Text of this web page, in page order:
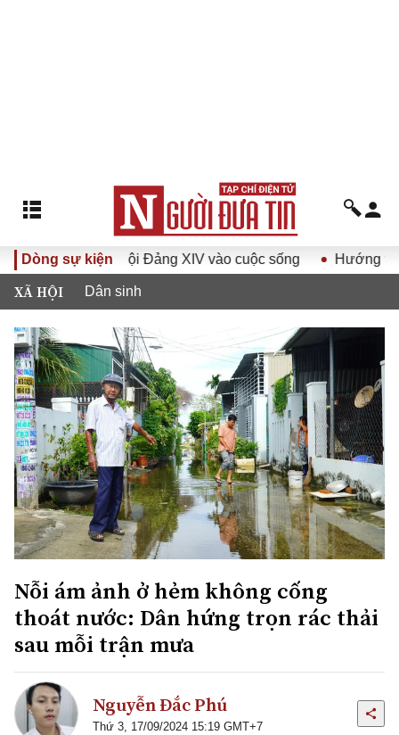
Dòng sự kiện
Đại hội Đảng XIV vào cuộc sống Hướng tới Đại hội đại
XÃ HỘI Dân sinh
Nỗi ám ảnh ở hẻm không cống
thoát nước: Dân hứng trọn rác thải
sau mỗi trận mưa
Nguyễn Đắc Phú
Thứ 3, 17/09/2024 15:19 GMT+7